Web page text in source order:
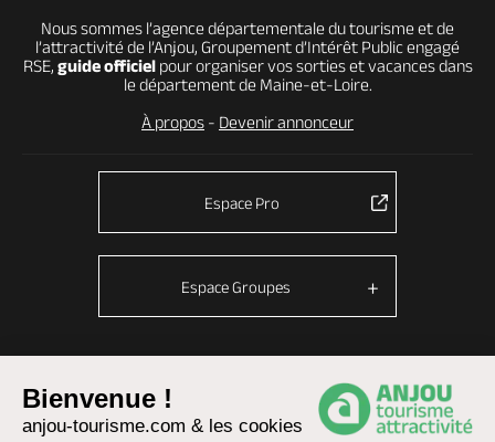
Bienvenue !
anjou-tourisme.com & les cookies
Nous sommes l’agence départementale du tourisme et de
l’attractivité de l’Anjou, Groupement d’Intérêt Public engagé
RSE, guide officielpour organiser vos sorties et vacances dans
le département de Maine-et-Loire.
À propos - Devenir annonceur
Espace Pro
Espace Groupes
© Anjou tourisme 2026 - Fonctionnement du site
Mentions légales-Données personnelles-Cookies